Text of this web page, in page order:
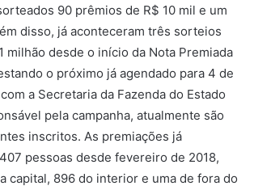
90 prêmios de R$ 10 mil e um
disso, já aconteceram três sorteios
milhão desde o início da Nota Premiada
o próximo já agendado para 4 de
a Secretaria da Fazenda do Estado
pela campanha, atualmente são
inscritos. As premiações já
pessoas desde fevereiro de 2018,
capital, 896 do interior e uma de fora do